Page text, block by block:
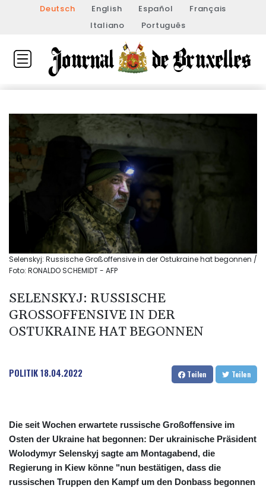
Deutsch English Español
Français
Italiano
Português
Selenskyj: Russische Großoffensive in der Ostukraine hat begonnen /
Foto: RONALDO SCHEMIDT - AFP
SELENSKYJ: RUSSISCHE
GROSSOFFENSIVE IN DER O
STUKRAINE HAT BEGONNEN
POLITIK18.04.2022 Teilen Teilen
Die seit Wochen erwartete russische Großoffensive im
Osten der Ukraine hat begonnen: Der ukrainische Präsident
Wolodymyr Selenskyj sagte am Montagabend, die
Regierung in Kiew könne "nun bestätigen, dass die
russischen Truppen den Kampf um den Donbass begonnen